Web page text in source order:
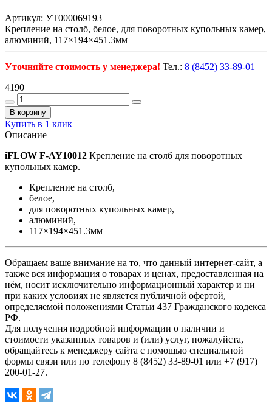
Артикул: УТ000069193
Крепление на столб, белое, для поворотных купольных камер,
алюминий, 117×194×451.3мм
Уточняйте стоимость у менеджера! Тел.: 8 (8452) 33-89-01
4190
В корзину
Купить в 1 клик
Описание
iFLOW F-AY10012 Крепление на столб для поворотных
купольных камер.
Крепление на столб,
белое,
для поворотных купольных камер,
алюминий,
117×194×451.3мм
Обращаем ваше внимание на то, что данный интернет-сайт, а
также вся информация о товарах и ценах, предоставленная на
нём, носит исключительно информационный характер и ни
при каких условиях не является публичной офертой,
определяемой положениями Статьи 437 Гражданского кодекса
РФ.
Для получения подробной информации о наличии и
стоимости указанных товаров и (или) услуг, пожалуйста,
обращайтесь к менеджеру сайта с помощью специальной
формы связи или по телефону 8 (8452) 33-89-01 или +7 (917)
200-01-27.